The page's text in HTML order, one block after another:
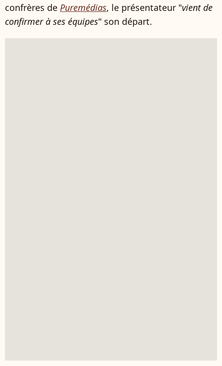
confrères de Puremédias, le présentateur "vient de
confirmer à ses équipes" son départ.